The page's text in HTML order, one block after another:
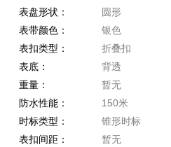
表盘形状：
圆形
表带颜色：
银色
表扣类型：
折叠扣
表底：
背透
重量：
暂无
防水性能：
150米
时标类型：
锥形时标
表扣间距：
暂无